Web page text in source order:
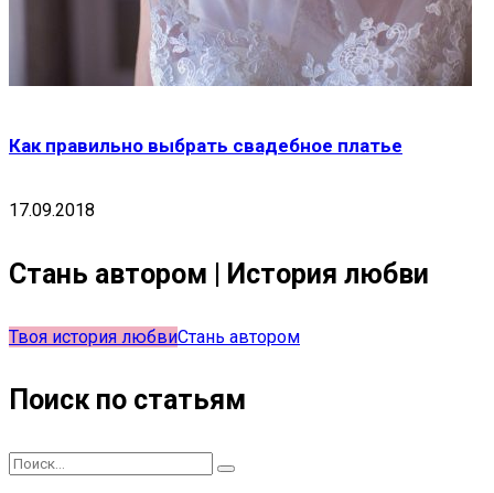
Как правильно выбрать свадебное платье
17.09.2018
Стань автором | История любви
Твоя история любвиСтань автором
Поиск по статьям